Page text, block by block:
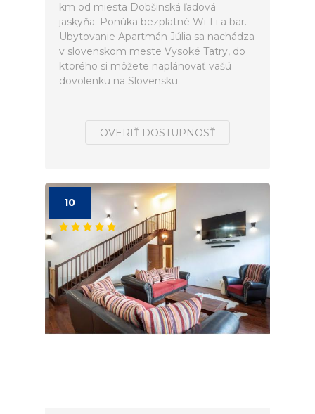
km od miesta Dobšinská ľadová
jaskyňa. Ponúka bezplatné Wi-Fi a bar.
Ubytovanie Apartmán Júlia sa nachádza
v slovenskom meste Vysoké Tatry, do
ktorého si môžete naplánovať vašú
dovolenku na Slovensku.
OVERIŤ DOSTUPNOSŤ
10